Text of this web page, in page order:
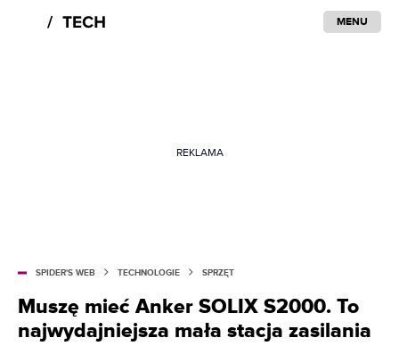
MENU
REKLAMA
SPIDER'S WEB TECHNOLOGIE SPRZĘT
Muszę mieć Anker SOLIX S2000. To
najwydajniejsza mała stacja zasilania